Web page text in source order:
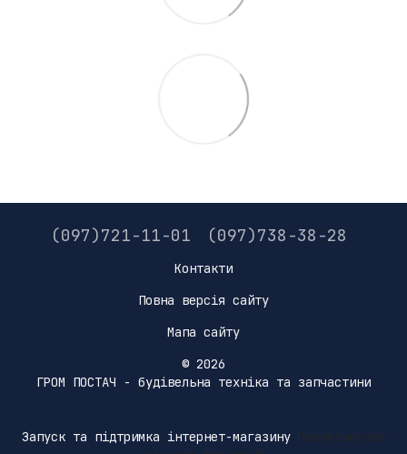
(097)721-11-01 (097)738-38-28
Контакти
Повна версія сайту
Мапа сайту
© 2026
ГРОМ ПОСТАЧ - будівельна техніка та запчастини
Запуск та підтримка інтернет-магазину Маркетингова